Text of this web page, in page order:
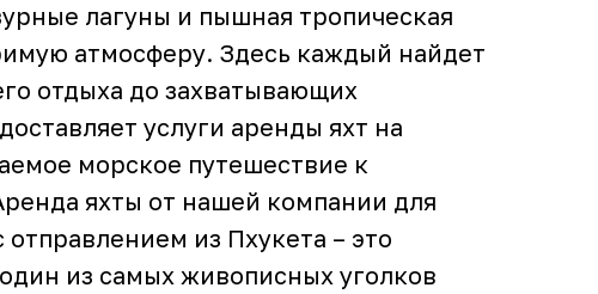
лагуны и пышная тропическая
атмосферу. Здесь каждый найдет
отдыха до захватывающих
услуги аренды яхт на
морское путешествие к
яхты от нашей компании для
из Пхукета – это
из самых живописных уголков